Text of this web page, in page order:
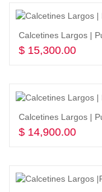
Calcetines Largos |
$ 15,300.00
Calcetines Largos |
$ 14,900.00